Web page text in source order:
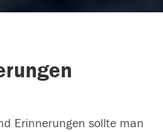
Erinnerungen sollte man